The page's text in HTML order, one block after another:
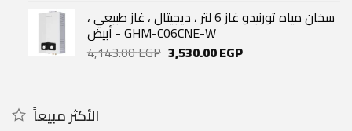
was:
32,500.00 EGP.
is:
24,000.00 EGP.
سخان مياه تورنيدو غاز 6 لتر ، ديجيتال ، غاز طبيعي ،
أبيض - GHM-C06CNE-W
4,143.00EGP Original
3,530.00EGPCurrent
الأكثر مبيعاً